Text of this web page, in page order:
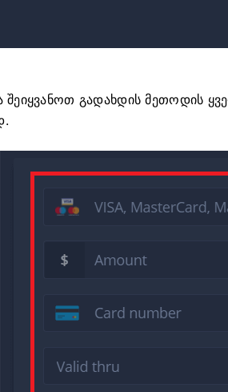
შეიყვანოთ გადახდის მეთოდის